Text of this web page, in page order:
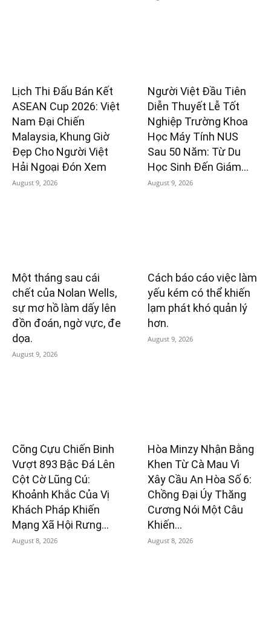
Lịch Thi Đấu Bán Kết
ASEAN Cup 2026: Việt
Nam Đại Chiến
Malaysia, Khung Giờ
Đẹp Cho Người Việt
Hải Ngoại Đón Xem
August 9, 2026
Người Việt Đầu Tiên
Diễn Thuyết Lễ Tốt
Nghiệp Trường Khoa
Học Máy Tính NUS
Sau 50 Năm: Từ Du
Học Sinh Đến Giám...
August 9, 2026
Một tháng sau cái
chết của Nolan Wells,
sự mơ hồ làm dấy lên
đồn đoán, ngờ vực, đe
dọa.
August 9, 2026
Cách báo cáo việc làm
yếu kém có thể khiến
lạm phát khó quản lý
hơn.
August 9, 2026
Cõng Cựu Chiến Binh
Vượt 893 Bậc Đá Lên
Cột Cờ Lũng Cú:
Khoảnh Khắc Của Vị
Khách Pháp Khiến
Mạng Xã Hội Rưng...
August 8, 2026
Hòa Minzy Nhận Bằng
Khen Từ Cà Mau Vì
Xây Cầu An Hòa Số 6:
Chồng Đại Úy Thăng
Cương Nói Một Câu
Khiến...
August 8, 2026